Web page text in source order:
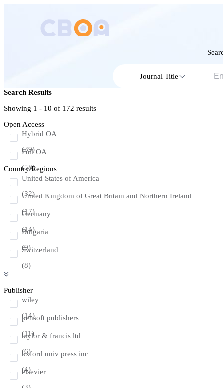
Journal Title
Search Results
Showing 1 - 10 of 172 results
Open Access
Hybrid OA
(39)
Full OA
(58)
Country/Regions
United States of America
(32)
United Kingdom of Great Britain and Northern Ireland
(17)
Germany
(14)
Bulgaria
(9)
Switzerland
(8)
Publisher
wiley
(14)
pensoft publishers
(11)
taylor & francis ltd
(6)
oxford univ press inc
(4)
elsevier